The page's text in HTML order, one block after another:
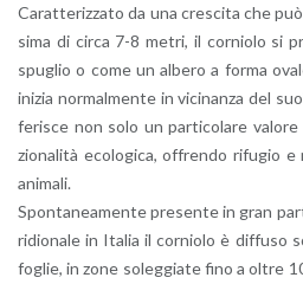
Ca­rat­te­riz­za­to da una cre­sci­ta che
si­ma di circa 7-8 metri, il cor­nio­lo si
spu­glio o come un al­be­ro a forma
ini­zia nor­mal­men­te in vi­ci­nan­za del
fe­ri­sce non solo un par­ti­co­la­re
zio­na­li­tà eco­lo­gi­ca, of­fren­do ri­fu­gio
ani­ma­li.
Spon­ta­nea­men­te pre­sen­te in gran
ri­dio­na­le in Ita­lia il cor­nio­lo è dif­fu­so
fo­glie, in zone so­leg­gia­te fino a oltre